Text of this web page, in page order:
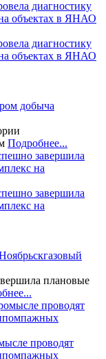
диагностику
объектах в ЯНАО
добыча
Подробнее...
завершила
на
газовый
плановые
проводят